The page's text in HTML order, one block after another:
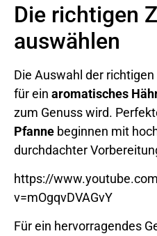
Die richtigen
auswählen
Die Auswahl der
für ein aromatisches
zum Genuss wird.
Pfanne beginnen mit
durchdachter
https://
v=mOgqvDVAGvY
Für ein hervorragendes